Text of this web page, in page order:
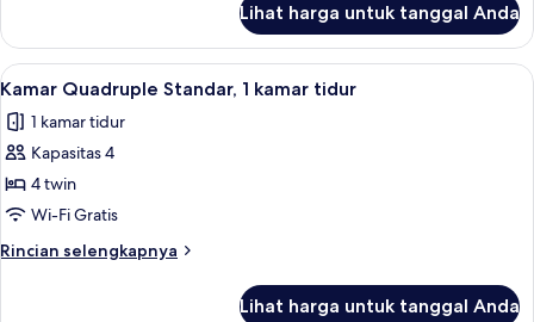
Tempat
Tidur
Twin
Kamar
Twin
Standar,
Tempat
Tidur
Lihat harga untuk tanggal Anda
Lihat
semua
foto
untuk
Kamar
Quadruple
Standar,
1
Brankas, meja kerja, tirai kedap
4
Kamar Quadruple Standar, 1 kamar tidur
1 kamar tidur
Kapasitas 4
4 twin
Wi-Fi Gratis
Rincian selengkapnya
Rincian
Lihat harga untuk tanggal Anda